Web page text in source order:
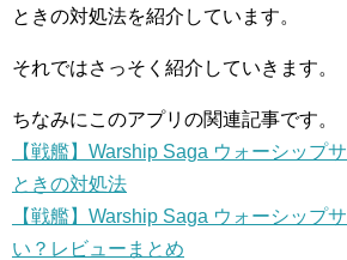
ときの対処法を紹介しています。
それではさっそく紹介していきます。
ちなみにこのアプリの関連記事です。
【戦艦】Warship Saga ウォーシップ
ときの対処法
【戦艦】Warship Saga ウォーシップ
い？レビューまとめ